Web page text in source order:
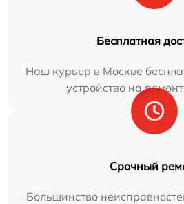
Бесплатная
Наш курьер в Москве
устройство на
Срочный
Большинство